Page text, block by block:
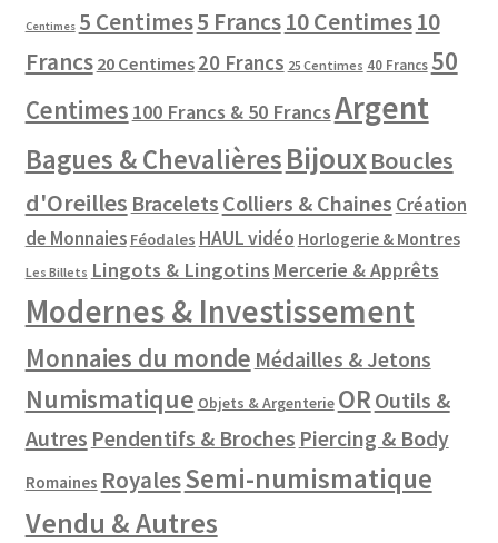
Centimes 5 Centimes5 Francs10 Centimes10
Francs 20 Centimes 20 Francs 25 Centimes 40 Francs 50
Centimes 100 Francs & 50 FrancsArgent
Bagues & ChevalièresBijouxBoucles
d'Oreilles Bracelets Colliers & Chaines Création
de Monnaies Féodales HAUL vidéo Horlogerie & Montres
Les Billets Lingots & Lingotins Mercerie & Apprêts
Modernes & Investissement
Monnaies du monde Médailles & Jetons
Numismatique Objets & Argenterie OR Outils &
Autres Pendentifs & Broches Piercing & Body
Romaines RoyalesSemi-numismatique
Vendu & Autres